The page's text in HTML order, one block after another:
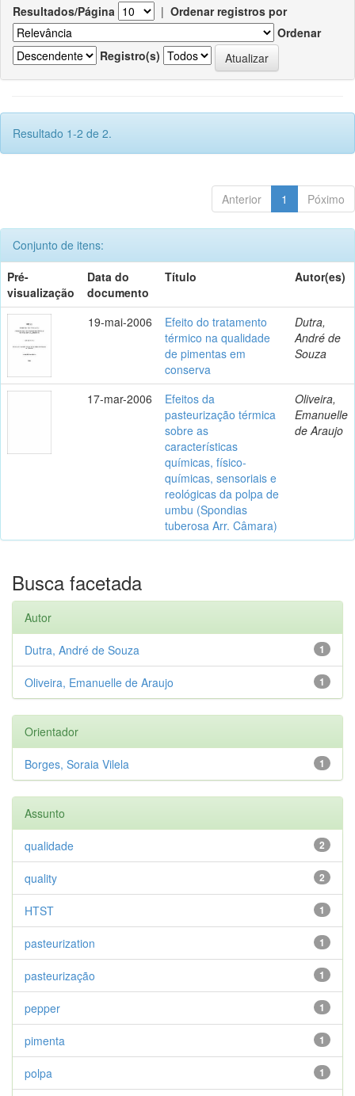
Resultados/Página | Ordenar registros por
Ordenar
Registro(s)
Resultado 1-2 de 2.
Anterior 1 Póximo
Conjunto de itens:
Pré-
visualização
Data do
documento
Título Autor(es)
19-mai-2006
Efeito do tratamento
térmico na qualidade
de pimentas em
conserva
Dutra,
André de
Souza
17-mar-2006
Efeitos da
pasteurização térmica
sobre as
características
químicas, físico-
químicas, sensoriais e
reológicas da polpa de
umbu (Spondias
tuberosa Arr. Câmara)
Oliveira,
Emanuelle
de Araujo
Busca facetada
Autor
1
Dutra, André de Souza
1
Oliveira, Emanuelle de Araujo
Orientador
1
Borges, Soraia Vilela
Assunto
2
qualidade
2
quality
1
HTST
1
pasteurization
1
pasteurização
1
pepper
1
pimenta
1
polpa